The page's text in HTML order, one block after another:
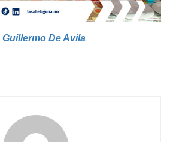
Guillermo De Avila